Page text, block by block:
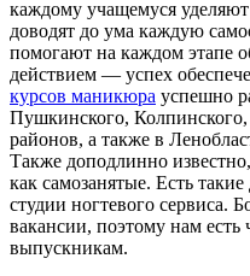
каждому учащемуся
доводят до ума каждую
помогают на каждом этапе
действием — успех
курсов маникюра успешно
Пушкинского,
районов, а также в
Также доподлинно
как самозанятые. Есть
студии ногтевого сервиса.
вакансии, поэтому нам
выпускникам.